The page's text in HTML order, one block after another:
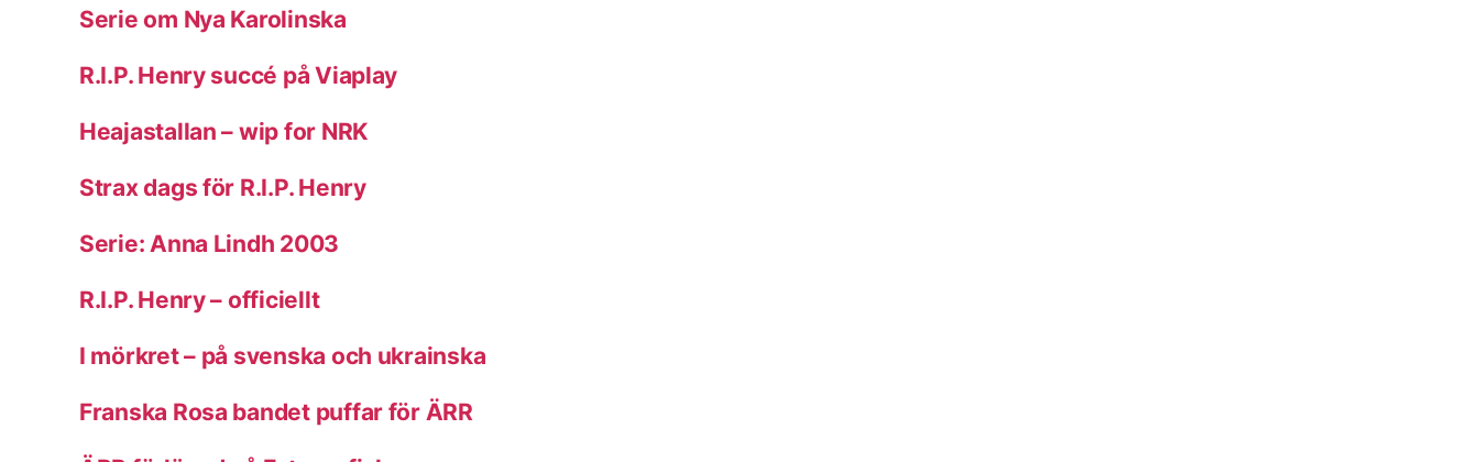
Serie om Nya Karolinska
R.I.P. Henry succé på Viaplay
Heajastallan – wip for NRK
Strax dags för R.I.P. Henry
Serie: Anna Lindh 2003
R.I.P. Henry – officiellt
I mörkret – på svenska och ukrainska
Franska Rosa bandet puffar för ÄRR